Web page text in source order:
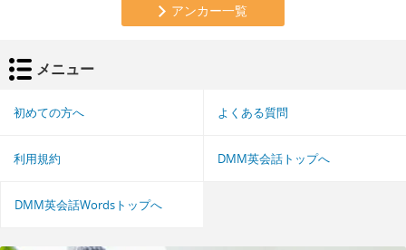
アンカー一覧
メニュー
初めての方へ よくある質問
利用規約 DMM英会話トップへ
DMM英会話Wordsトップへ